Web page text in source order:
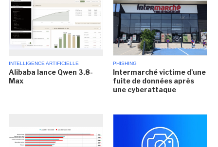
INTELLIGENCE ARTIFICIELLE
Alibaba lance Qwen 3.8-
Max
PHISHING
Intermarché victime d'une
fuite de données après
une cyberattaque